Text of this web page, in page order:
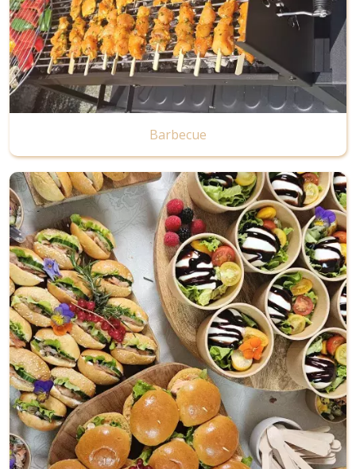
Barbecue
Image